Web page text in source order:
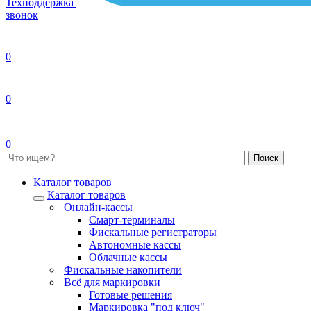
Техподдержка
звонок
0
0
0
Каталог товаров
Каталог товаров
Онлайн-кассы
Смарт-терминалы
Фискальные регистраторы
Автономные кассы
Облачные кассы
Фискальные накопители
Всё для маркировки
Готовые решения
Маркировка "под ключ"